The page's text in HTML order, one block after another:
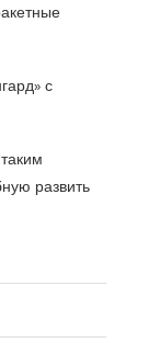
с
развить